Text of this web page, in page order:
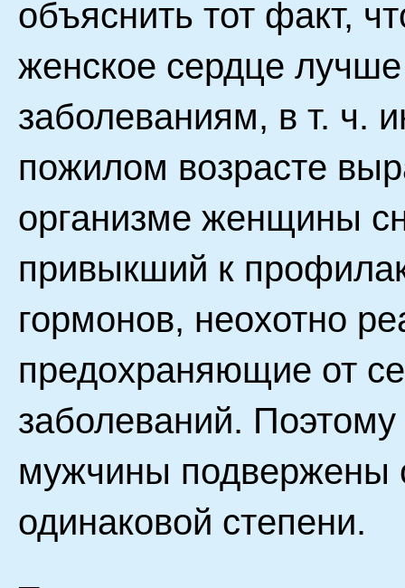
объяснить тот факт,
женское сердце
заболеваниям, в т. ч.
пожилом возрасте
организме женщины
привыкший к
гормонов, неохотно
предохраняющие от
заболеваний.
мужчины подвержены
одинаковой степени.